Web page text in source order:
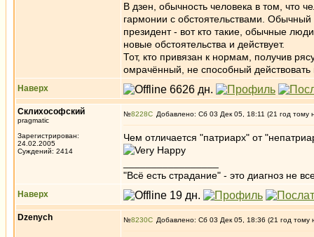
В дзен, обычность человека в том, что
гармонии с обстоятельствами.
президент - вот кто такие, обычные
новые обстоятельства и действует.
Тот, кто привязан к нормам, получив
омрачённый, не способный
Наверх
Склихософский
pragmatic
Зарегистрирован:
24.02.2005
Суждений: 2414
№8228 Добавлено: Сб 03 Дек 05, 18:11 (21 год тому
Чем отличается "патриарх" от
"Всё есть страдание" - это диагноз не
Наверх
Dzenych №8230 Добавлено: Сб 03 Дек 05, 18:36 (21 год тому